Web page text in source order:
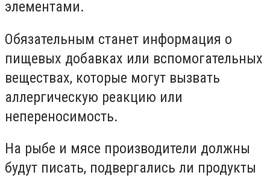
элементами.
Обязательным станет информация о
пищевых добавках или вспомогательных
веществах, которые могут вызвать
аллергическую реакцию или
непереносимость.
На рыбе и мясе производители должны
будут писать, подвергались ли продукты